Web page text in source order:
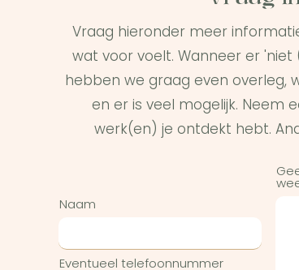
Vraag hieronder meer
wat voor voelt. Wanneer er
hebben we graag even overleg,
en er is veel mogelijk.
werk(en) je ontdekt hebt.
Naam
Eventueel telefoonnummer